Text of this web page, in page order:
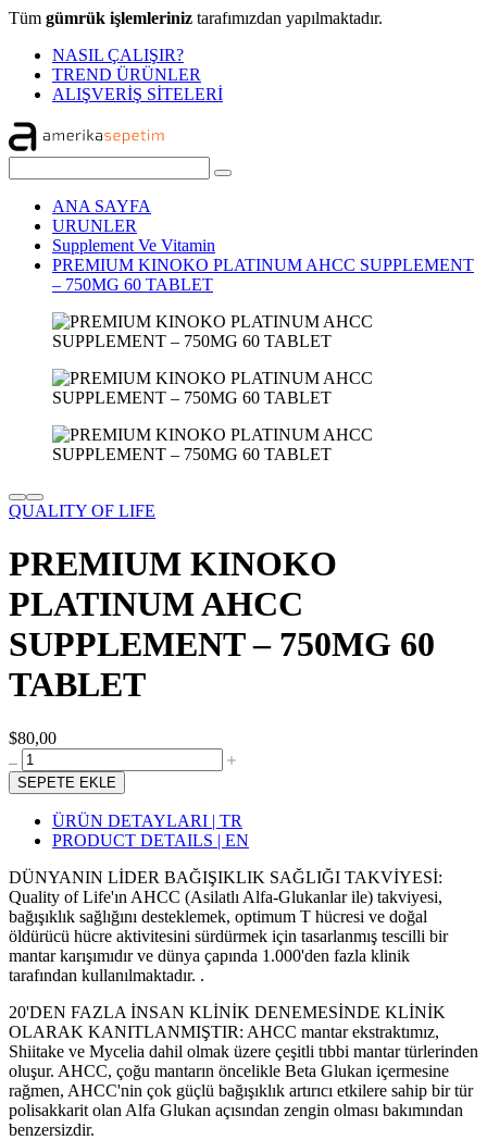
Tüm gümrük işlemleriniz tarafımızdan yapılmaktadır.
NASIL ÇALIŞIR?
TREND ÜRÜNLER
ALIŞVERİŞ SİTELERİ
ANA SAYFA
URUNLER
Supplement Ve Vitamin
PREMIUM KINOKO PLATINUM AHCC SUPPLEMENT
– 750MG 60 TABLET
QUALITY OF LIFE
PREMIUM KINOKO
PLATINUM AHCC
SUPPLEMENT – 750MG 60
TABLET
$80,00
SEPETE EKLE
ÜRÜN DETAYLARI | TR
PRODUCT DETAILS | EN
DÜNYANIN LİDER BAĞIŞIKLIK SAĞLIĞI TAKVİYESİ:
Quality of Life'ın AHCC (Asilatlı Alfa-Glukanlar ile) takviyesi,
bağışıklık sağlığını desteklemek, optimum T hücresi ve doğal
öldürücü hücre aktivitesini sürdürmek için tasarlanmış tescilli bir
mantar karışımıdır ve dünya çapında 1.000'den fazla klinik
tarafından kullanılmaktadır. .
20'DEN FAZLA İNSAN KLİNİK DENEMESİNDE KLİNİK
OLARAK KANITLANMIŞTIR: AHCC mantar ekstraktımız,
Shiitake ve Mycelia dahil olmak üzere çeşitli tıbbi mantar türlerinden
oluşur. AHCC, çoğu mantarın öncelikle Beta Glukan içermesine
rağmen, AHCC'nin çok güçlü bağışıklık artırıcı etkilere sahip bir tür
polisakkarit olan Alfa Glukan açısından zengin olması bakımından
benzersizdir.